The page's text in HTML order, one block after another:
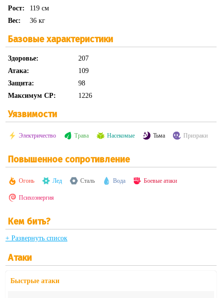
Рост:
119 см
Вес:
36 кг
Базовые характеристики
Здоровье:
207
Атака:
109
Защита:
98
Максимум CP:
1226
Уязвимости
Электричество Трава Насекомые Тьма Призраки
Повышенное сопротивление
Огонь Лед Сталь Вода Боевые атаки
Психоэнергия
Кем бить?
+ Развернуть список
Атаки
Быстрые атаки